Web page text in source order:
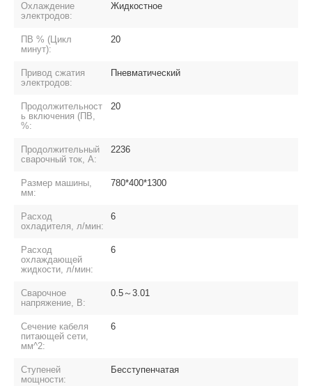
Охлаждение
электродов:
Жидкостное
ПВ % (Цикл
минут):
20
Привод сжатия
электродов:
Пневматический
Продолжительност
ь включения (ПВ,
%:
20
Продолжительный
сварочный ток, А:
2236
Размер машины,
мм:
780*400*1300
Расход
охладителя, л/мин:
6
Расход
охлаждающей
жидкости, л/мин:
6
Сварочное
напряжение, В:
0.5～3.01
Сечение кабеля
питающей сети,
мм^2:
6
Ступеней
мощности:
Бесступенчатая